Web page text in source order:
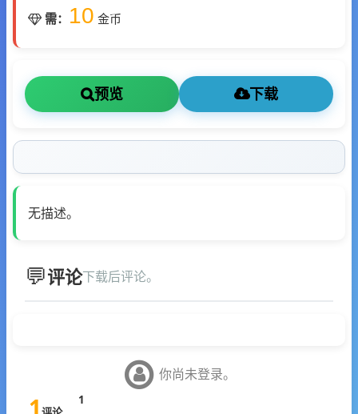
需： 10 金币
预览 下载
无描述。
评论下载后评论。
你尚未登录。
1 1